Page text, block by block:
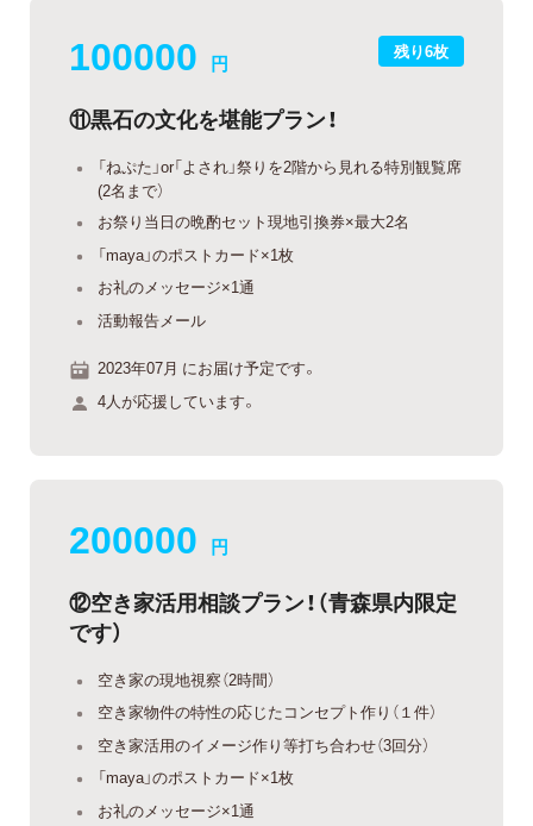
残り6枚
100000 円
⑪黒石の文化を堪能プラン！
「ねぷた」or「よされ」祭りを2階から見れる特別観覧席
(2名まで）
お祭り当日の晩酌セット現地引換券×最大2名
「maya」のポストカード×1枚
お礼のメッセージ×1通
活動報告メール
2023年07月 にお届け予定です。
4人が応援しています。
200000 円
⑫空き家活用相談プラン！（青森県内限定
です）
空き家の現地視察（2時間）
空き家物件の特性の応じたコンセプト作り（１件）
空き家活用のイメージ作り等打ち合わせ（3回分）
「maya」のポストカード×1枚
お礼のメッセージ×1通